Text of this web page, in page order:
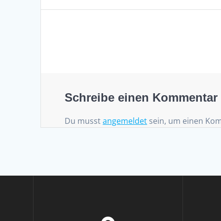
Schreibe einen Kommentar
Du musstangemeldet sein, um einen